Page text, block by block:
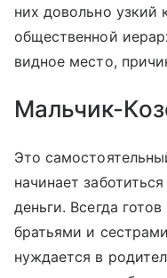
них довольно узкий
общественной
видное место,
Мальчик-
Это
начинает
деньги. Всегда
братьями и
нуждается в